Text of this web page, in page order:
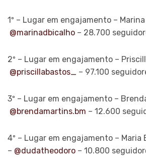
1º – Lugar em engajamento –
@marinadbicalho – 28.700
2º – Lugar em engajamento –
@priscillabastos_ – 97.100
3º – Lugar em engajamento –
@brendamartins.bm – 12.600
4º – Lugar em engajamento – Maria
– @dudatheodoro – 10.800